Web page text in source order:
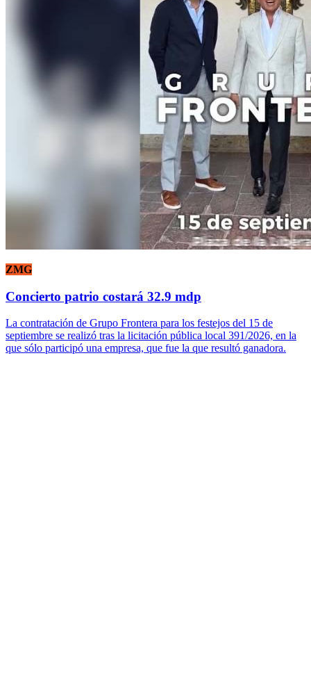
ZMG
Concierto patrio costará 32.9 mdp
La contratación de Grupo Frontera para los festejos del 15 de
septiembre se realizó tras la licitación pública local 391/2026, en la
que sólo participó una empresa, que fue la que resultó ganadora.